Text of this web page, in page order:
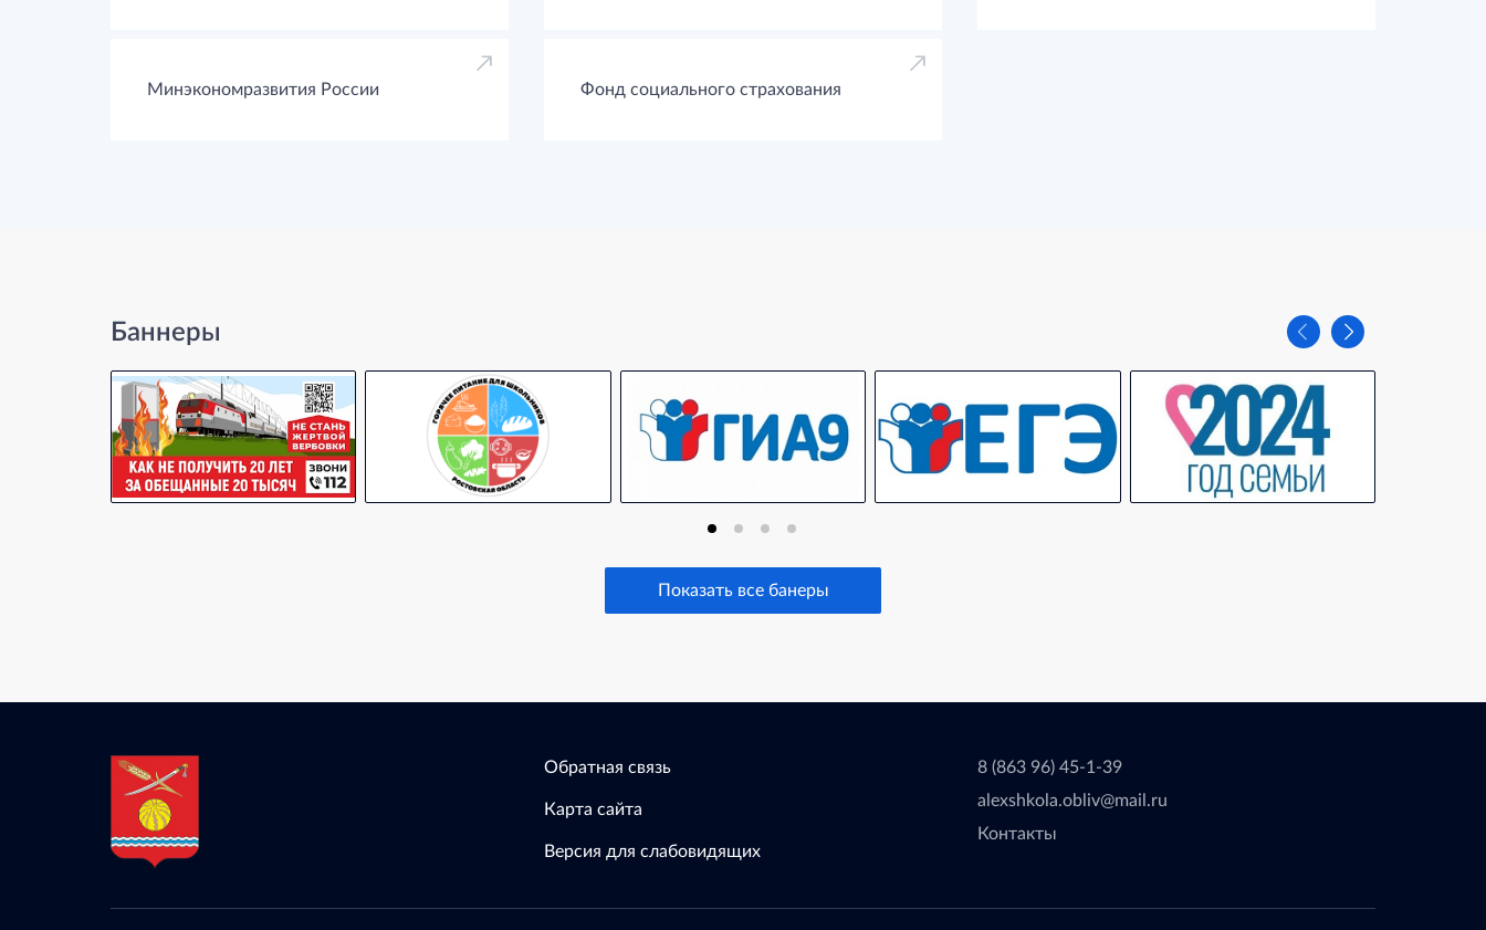
Минэкономразвития России Фонд социального страхования
Баннеры
Показать все банеры
Обратная связь
Карта сайта
Версия для слабовидящих
8 (863 96) 45-1-39
alexshkola.obliv@mail.ru
Контакты